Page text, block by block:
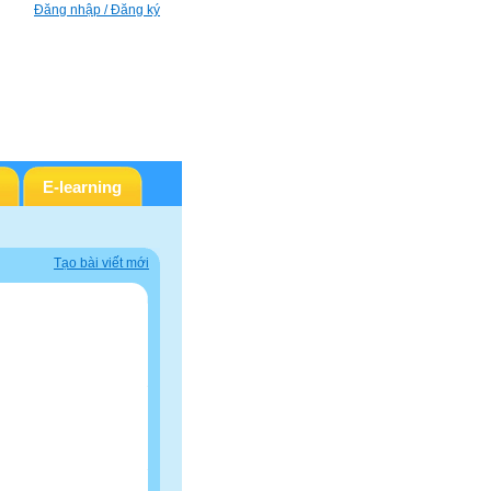
Đăng nhập / Đăng ký
E-learning
Tạo bài viết mới